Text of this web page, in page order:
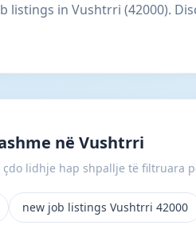
listings in Vushtrri (42000).
në Vushtrri
lidhje hap shpallje të filtruara
new job listings Vushtrri 42000